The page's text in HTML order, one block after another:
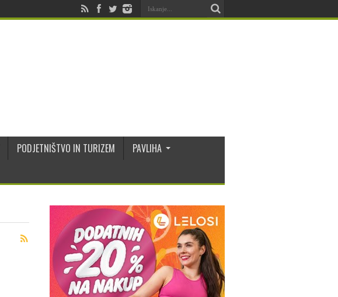
PODJETNIŠTVO IN TURIZEM
PAVLIHA